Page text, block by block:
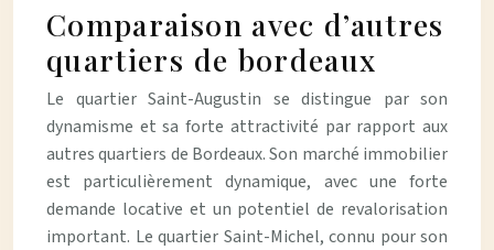
Comparaison avec d’autres
quartiers de bordeaux
Le quartier Saint-Augustin se distingue par son
dynamisme et sa forte attractivité par rapport aux
autres quartiers de Bordeaux. Son marché immobilier
est particulièrement dynamique, avec une forte
demande locative et un potentiel de revalorisation
important. Le quartier Saint-Michel, connu pour son